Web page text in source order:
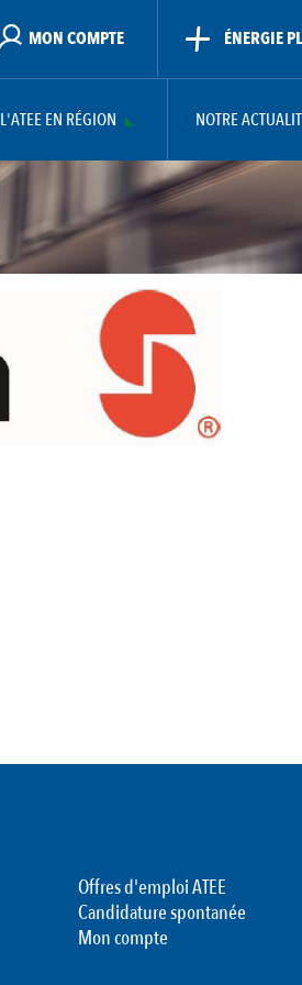
MON COMPTE ÉNERGIE
L'ATEE EN RÉGION NOTRE
Offres d'emploi ATEE
Candidature spontanée
Mon compte